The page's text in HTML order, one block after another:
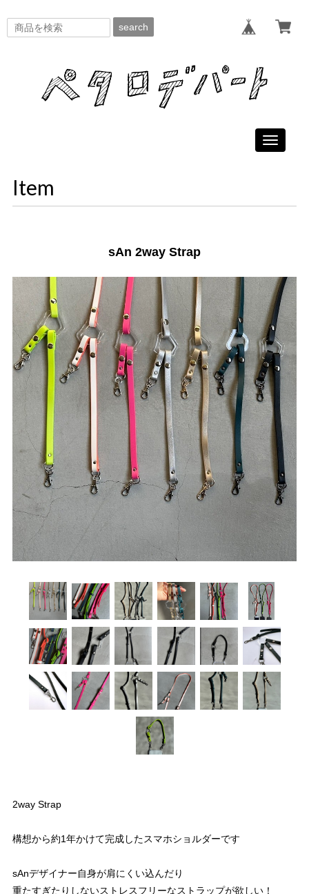
search
Toggle
Item
sAn 2way Strap
2way Strap
構想から約1年かけて完成したスマホショルダーです
sAnデザイナー自身が肩にくい込んだり
重たすぎたりしないストレスフリーなストラップが欲しい！